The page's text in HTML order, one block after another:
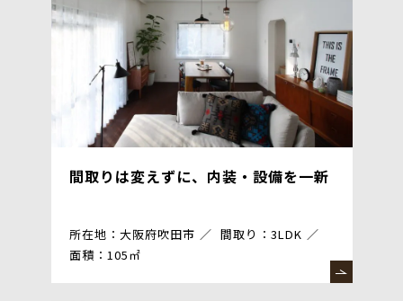
間取りは変えずに、内装・設備を一新
所在地：大阪府吹田市
間取り：3LDK
面積：105㎡